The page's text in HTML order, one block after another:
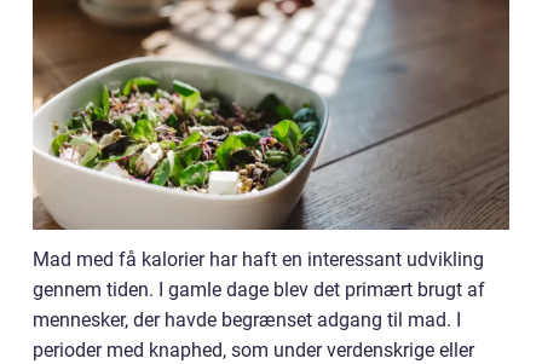
Mad med få kalorier har haft en interessant udvikling
gennem tiden. I gamle dage blev det primært brugt af
mennesker, der havde begrænset adgang til mad. I
perioder med knaphed, som under verdenskrige eller